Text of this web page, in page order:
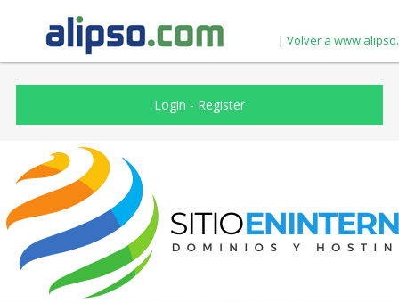
| Volver a
Login - Register